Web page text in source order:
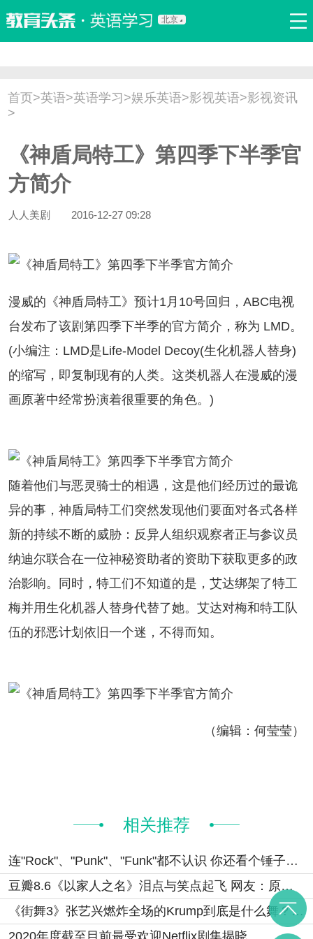
北京
双语新闻 口译翻译 职场英语 娱乐英语 少儿英语
流行语 新概念
首页>英语>英语学习 >娱乐英语>影视英语>影视资讯
>
《神盾局特工》第四季下半季官
方简介
人人美剧 2016-12-27 09:28
的《神盾局特工》预计1月10号回归，ABC电视
台发布了该剧第四季下半季的官方简介，称为 LMD。
(小编注：LMD是Life-Model Decoy(生化机器人替身)
的缩写，即复制现有的人类。这类机器人在漫威的漫
画原著中经常扮演着很重要的角色。)
随着他们与恶灵骑士的相遇，这是他们经历过的最诡
异的事，神盾局特工们突然发现他们要面对各式各样
新的持续不断的威胁：反异人组织观察者正与参议员
纳迪尔联合在一位神秘资助者的资助下获取更多的政
治影响。同时，特工们不知道的是，艾达绑架了特工
梅并用生化机器人替身代替了她。艾达对梅和特工队
伍的邪恶计划依旧一个迷，不得而知。
（编辑：何莹莹）
相关推荐
连"Rock"、"Punk"、"Funk"都不认识 你还看个锤子《乐队的夏天》？
豆瓣8.6《以家人之名》泪点与笑点起飞 网友：原来李爸才是剧中顶流男神！
《街舞3》张艺兴燃炸全场的Krump到底是什么舞？（附各舞种英文表达）